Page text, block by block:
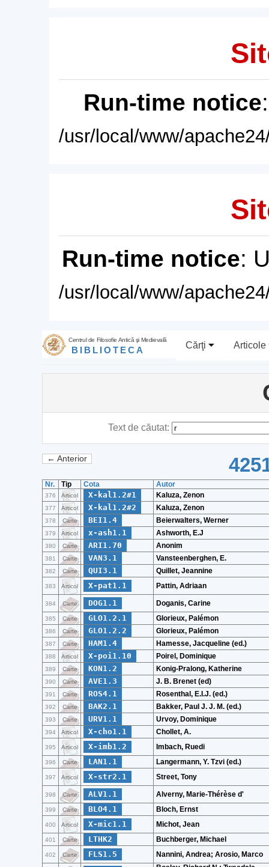
Run-time notice
/usr/local/www/
Run-time notice:
/usr/local/www/
Centrul de Filosofie Antică şi Medievală
BIBLIOTECA Cărţi Articole
Text de căutat:
← Anterior
Nr. Tip Cota Autor
376 Articol X-kal1.2#1 Kaluza, Zenon
377 Articol X-kal1.2#2 Kaluza, Zenon
378 Carte BEI1.4 Beierwalters, Werner
379 Articol x-ash1.1 Ashworth, E.J
380 Carte ARI1.70 Anonim
381 Carte VAN3.1 Vansteenberghen, E.
382 Carte QUI3.1 Quillet, Jeannine
383 Articol X-pat1.1 Pattin, Adriaan
384 Carte DOG1.1 Doganis, Carine
385 Carte GLO1.2.1 Glorieux, Palémon
386 Carte GLO1.2.2 Glorieux, Palémon
387 Carte HAM1.4 Hamesse, Jacqueline (ed.)
388 Articol X-poi1.10 Poirel, Dominique
389 Carte KON1.2 Konig-Pralong, Katherine
390 Carte AVE1.3 J. B. Brenet (ed)
391 Carte ROS4.1 Rosenthal, E.I.J. (ed.)
392 Carte BAK2.1 Bakker, Paul J. J. M. (ed.)
393 Carte URV1.1 Urvoy, Dominique
394 Articol X-cho1.1 Chollet, A.
395 Articol X-imb1.2 Imbach, Ruedi
396 Carte LAN1.1 Langermann, Y. Tzvi (ed.)
397 Articol X-str2.1 Street, Tony
398 Carte ALV1.1 Alverny, Marie-Thérèse d'
399 Carte BLO4.1 Bloch, Ernst
400 Articol X-mic1.1 Michot, Jean
401 Carte LTHK2 Buchberger, Michael
402 Carte FLS1.5 Nannini, Andrea; Arosio, Marco